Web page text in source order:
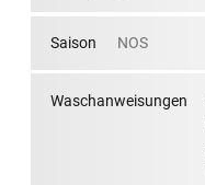
Saison NOS
Waschanweisungen